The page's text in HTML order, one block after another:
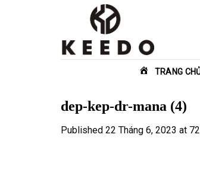
TRANG
dep-kep-dr-mana (4)
Published 22 Tháng 6, 2023 at